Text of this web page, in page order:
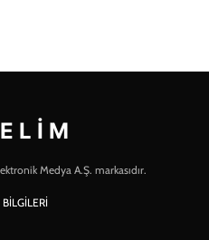
Medya A.Ş. markasıdır.